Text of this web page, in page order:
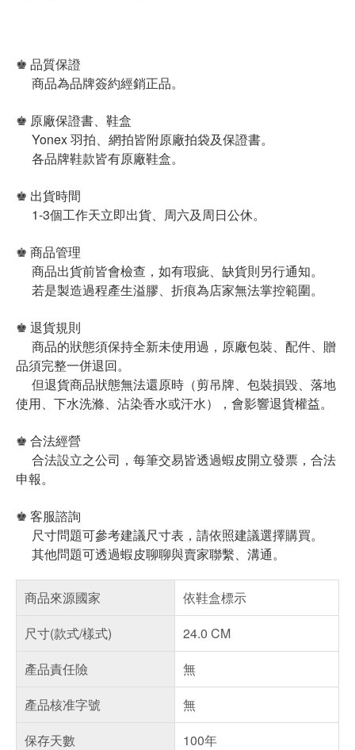
♚ 品質保證
商品為品牌簽約經銷正品。
♚ 原廠保證書、鞋盒
Yonex 羽拍、網拍皆附原廠拍袋及保證書。
各品牌鞋款皆有原廠鞋盒。
♚ 出貨時間
1-3個工作天立即出貨、周六及周日公休。
♚ 商品管理
商品出貨前皆會檢查，如有瑕疵、缺貨則另行通知。
若是製造過程產生溢膠、折痕為店家無法掌控範圍。
♚ 退貨規則
商品的狀態須保持全新未使用過，原廠包裝、配件、贈
品須完整一併退回。
但退貨商品狀態無法還原時（剪吊牌、包裝損毀、落地
使用、下水洗滌、沾染香水或汗水），會影響退貨權益。
♚ 合法經營
合法設立之公司，每筆交易皆透過蝦皮開立發票，合法
申報。
♚ 客服諮詢
尺寸問題可參考建議尺寸表，請依照建議選擇購買。
其他問題可透過蝦皮聊聊與賣家聯繫、溝通。
商品來源國家
依鞋盒標示
尺寸(款式/樣式)
24.0 CM
產品責任險
無
產品核准字號
無
保存天數
100年